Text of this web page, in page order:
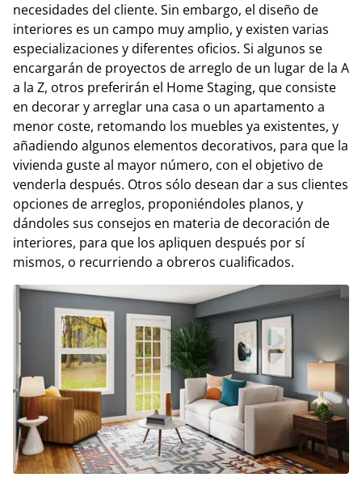
necesidades del cliente. Sin embargo, el diseño de
interiores es un campo muy amplio, y existen varias
especializaciones y diferentes oficios. Si algunos se
encargarán de proyectos de arreglo de un lugar de la A
a la Z, otros preferirán el Home Staging, que consiste
en decorar y arreglar una casa o un apartamento a
menor coste, retomando los muebles ya existentes, y
añadiendo algunos elementos decorativos, para que la
vivienda guste al mayor número, con el objetivo de
venderla después. Otros sólo desean dar a sus clientes
opciones de arreglos, proponiéndoles planos, y
dándoles sus consejos en materia de decoración de
interiores, para que los apliquen después por sí
mismos, o recurriendo a obreros cualificados.